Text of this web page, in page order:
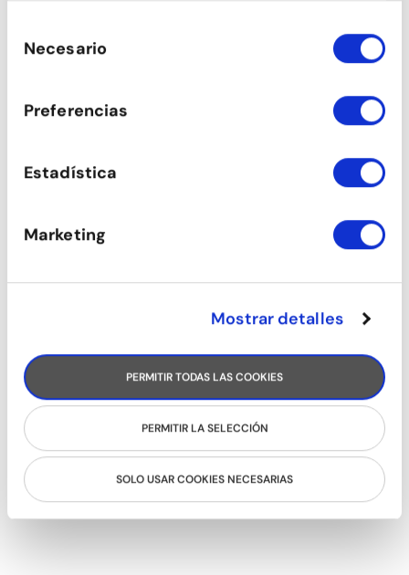
de sus servicios.
deNecesario
Preferencias
Estadística
Marketing
Mostrar detalles
PERMITIR TODAS LAS COOKIES
PERMITIR LA SELECCIÓN
SOLO USAR COOKIES NECESARIAS
SON